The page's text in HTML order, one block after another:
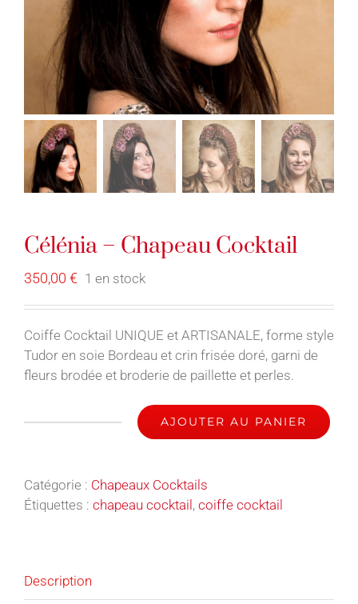
Célénia – Chapeau Cocktail
350,00 € 1 en stock
Coiffe Cocktail UNIQUE et ARTISANALE, forme style
Tudor en soie Bordeau et crin frisée doré, garni de
fleurs brodée et broderie de paillette et perles.
-
Chapeau
AJOUTER AU PANIER
Catégorie : Chapeaux Cocktails
Étiquettes : chapeau cocktail, coiffe cocktail
Description